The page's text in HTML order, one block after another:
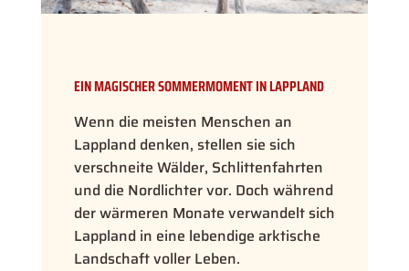
EIN MAGISCHER SOMMERMOMENT IN LAPPLAND
Wenn die meisten Menschen an
Lappland denken, stellen sie sich
verschneite Wälder, Schlittenfahrten
und die Nordlichter vor. Doch während
der wärmeren Monate verwandelt sich
Lappland in eine lebendige arktische
Landschaft voller Leben.